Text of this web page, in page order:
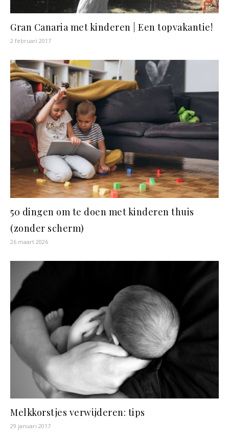
Gran Canaria met kinderen | Een topvakantie!
2 februari 2017
50 dingen om te doen met kinderen thuis
(zonder scherm)
26 maart 2026
Melkkorstjes verwijderen: tips
29 januari 2017